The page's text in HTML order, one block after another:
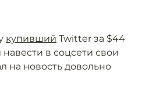
купивший Twitter за $44
в соцсети свои
на новость довольно